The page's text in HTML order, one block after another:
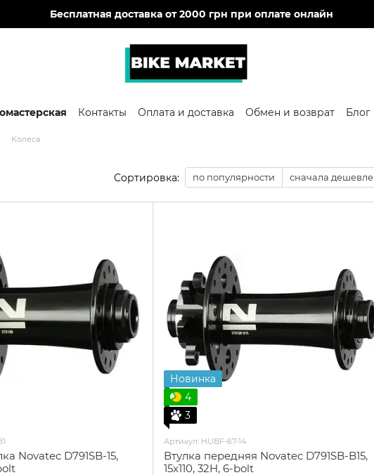
Бесплатная доставка от 2000 грн при оплате онлайн
Контакты Оплата и доставка Обмен и возврат Блог
Колеса
Сортировка: по популярности сначала дешевле
Novatec D791SB-15,
Новинка
4
3
Артикул: HUBF-67-14
Втулка передняя Novatec D791SB-B15,
15x110, 32H, 6-bolt